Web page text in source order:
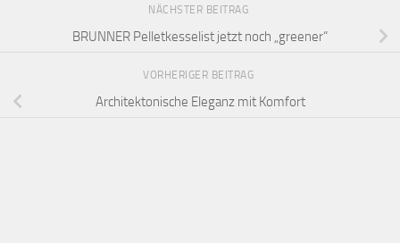
NÄCHSTER BEITRAG
BRUNNER Pelletkesselist jetzt noch „greener“
VORHERIGER BEITRAG
Architektonische Eleganz mit Komfort